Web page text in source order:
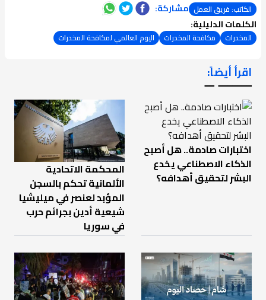
الكاتب: فريق العمل مشاركة:
الكلمات الدليلية:
المخدرات مكافحة المخدرات اليوم العالمي لمكافحة المخدرات
اقرأ أيضاً:
ـــــــ ــ
اختبارات صادمة.. هل أصبح
الذكاء الاصطناعي يخدع
البشر لتحقيق أهدافه؟
المحكمة الاتحادية
الألمانية تحكم بالسجن
المؤبد لعنصر في ميليشيا
شيعية أدين بجرائم حرب
في سوريا